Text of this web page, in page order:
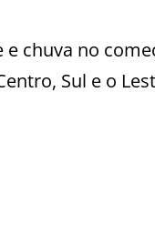
chuva no
Sul e o